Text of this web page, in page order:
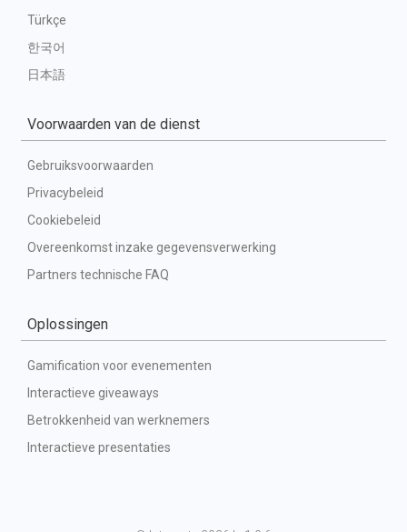
Türkçe
한국어
日本語
Voorwaarden van de dienst
Gebruiksvoorwaarden
Privacybeleid
Cookiebeleid
Overeenkomst inzake gegevensverwerking
Partners technische FAQ
Oplossingen
Gamification voor evenementen
Interactieve giveaways
Betrokkenheid van werknemers
Interactieve presentaties